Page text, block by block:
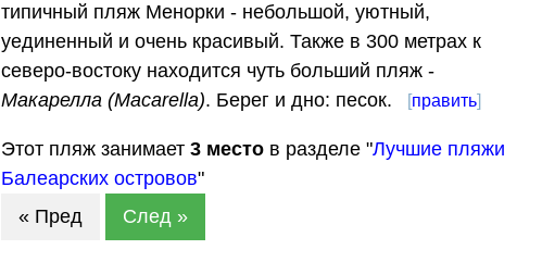
типичный пляж Менорки - небольшой, уютный,
уединенный и очень красивый. Также в 300 метрах к
северо-востоку находится чуть больший пляж -
Макарелла (Macarella). Берег и дно: песок. [править]
Этот пляж занимает 3местов разделе "Лучшие пляжи
Балеарских островов"
« Пред
След »